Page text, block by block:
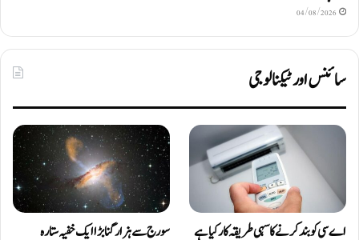
04/08/2026
سائنس اور ٹیکنالوجی
اے سی کو بند کرنے کا سہی طریقہ کار کیا ہے سورج سے ہزار گنا بڑا ایک خفیہ ستارہ